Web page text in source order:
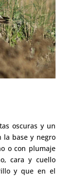
oscuras y un
la base y negro
o con plumaje
cara y cuello
y que en el